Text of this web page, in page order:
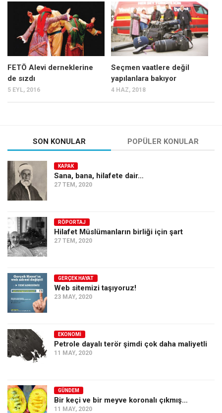
Mehmet Ali Tekin
Abir E. Nahas
Amina S. Jenenkovic
Bağdagül Öz
Esra Elönü
Kategoriler
Kültür Sanat
Kitap
Karisi kitap sualleri
7 soruda bu hafta
Ekonomi
Spor
Sağlık
Gıda-Beslenme
Türkiye
Siyaset
Dünya
Asya
FETÖ Alevi derneklerine
de sızdı
5 EYL, 2016
Seçmen vaatlere değil
yapılanlara bakıyor
4 HAZ, 2018
SON KONULAR POPÜLER KONULAR
KAPAK
Sana, bana, hilafete dair…
27 TEM, 2020
RÖPORTAJ
Hilafet Müslümanların birliği için şart
27 TEM, 2020
GERÇEK HAYAT
Web sitemizi taşıyoruz!
23 MAY, 2020
EKONOMI
Petrole dayalı terör şimdi çok daha maliyetli
11 MAY, 2020
GÜNDEM
Bir keçi ve bir meyve koronalı çıkmış…
11 MAY, 2020